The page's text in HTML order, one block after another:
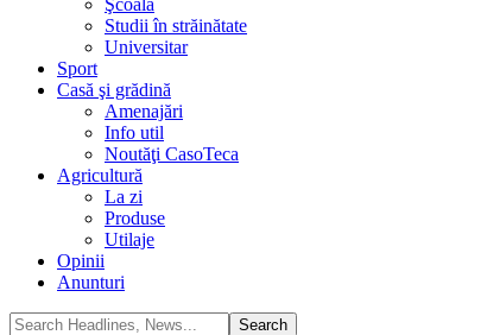
Şcoala
Studii în străinătate
Universitar
Sport
Casă şi grădină
Amenajări
Info util
Noutăţi CasoTeca
Agricultură
La zi
Produse
Utilaje
Opinii
Anunturi